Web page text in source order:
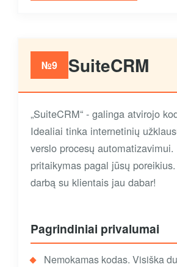
№9 SuiteCRM
„SuiteCRM“ - galinga atvirojo
Idealiai tinka internetinių
verslo procesų
pritaikymas pagal jūsų
darbą su klientais jau dabar!
Pagrindiniai privalumai
Nemokamas kodas. Visiška